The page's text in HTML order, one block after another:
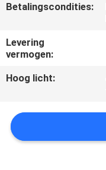
ONS
OP
NIEUWS
GEVALLEN
Betalingscondities:
Levering
vermogen:
Hoog licht: